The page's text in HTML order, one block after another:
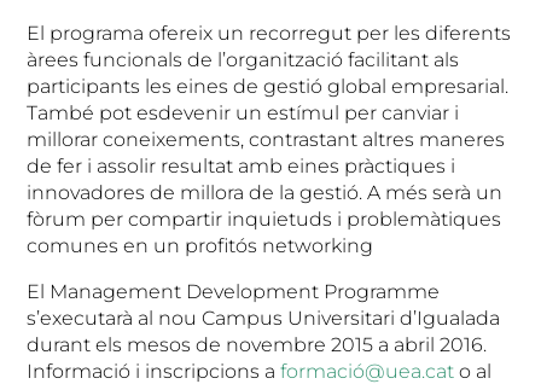
El programa ofereix un recorregut per les diferents
àrees funcionals de l’organització facilitant als
participants les eines de gestió global empresarial.
També pot esdevenir un estímul per canviar i
millorar coneixements, contrastant altres maneres
de fer i assolir resultat amb eines pràctiques i
innovadores de millora de la gestió. A més serà un
fòrum per compartir inquietuds i problemàtiques
comunes en un profitós networking
El Management Development Programme
s’executarà al nou Campus Universitari d’Igualada
durant els mesos de novembre 2015 a abril 2016.
Informació i inscripcions aformació@uea.cat o al